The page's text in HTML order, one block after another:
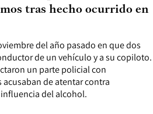
del año pasado en que dos
de un vehículo y a su copiloto.
un parte policial con
de atentar contra
del alcohol.
tras hecho ocurrido en